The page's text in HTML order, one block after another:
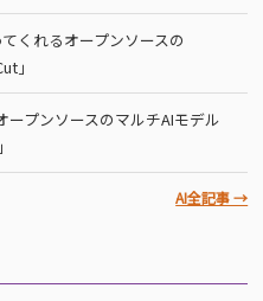
くれるオープンソースの
」
プンソースのマルチAIモデル
AI全記事 →